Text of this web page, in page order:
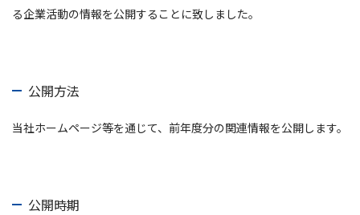
る企業活動の情報を公開することに致しました。
公開方法
当社ホームページ等を通じて、前年度分の関連情報を公開します。
公開時期